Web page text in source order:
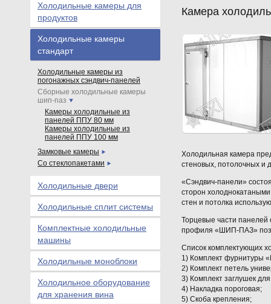
Камера
Холодильная камера
стеновых, потолочных и
«Сэндвич-панели»
сторон
стен и потолка
Торцевые части
профиля «ШИП-ПАЗ»
Список комплектующих
1) Комплект фурнитуры
2) Комплект петель
3) Комплект заглушек
4) Накладка пороговая;
5) Скоба крепления;
Холодильные камеры для
продуктов
Холодильные камеры
стандарт
Холодильные камеры из
погонажных сэндвич-панелей
Сборные холодильные камеры
шип-паз
Камеры холодильные из
панелей ППУ 80 мм
Камеры холодильные из
панелей ППУ 100 мм
Замковые камеры
Со стеклопакетами
Холодильные двери
Холодильные сплит системы
Комплектные холодильные
машины
Холодильные моноблоки
Холодильное оборудование
для хранения вина